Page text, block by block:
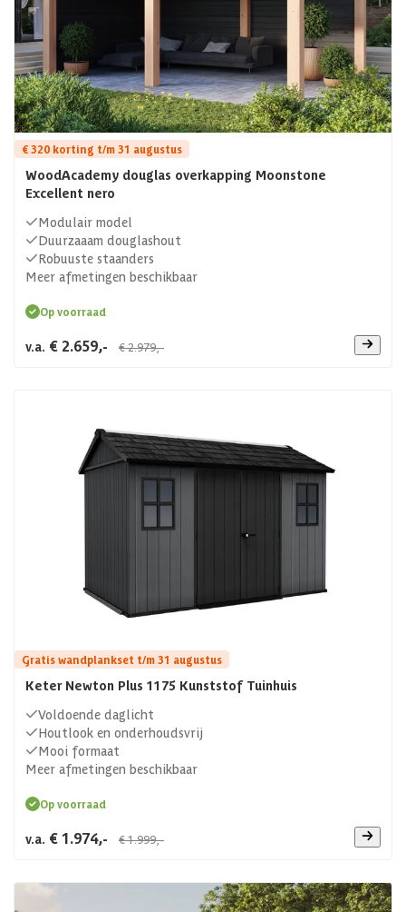
€ 320 korting t/m 31 augustus
WoodAcademy douglas overkapping Moonstone
Excellent nero
Modulair model
Duurzaaam douglashout
Robuuste staanders
Meer afmetingen beschikbaar
Op voorraad
v.a. € 2.659,- € 2.979,-
Gratis wandplankset t/m 31 augustus
Keter Newton Plus 1175 Kunststof Tuinhuis
Voldoende daglicht
Houtlook en onderhoudsvrij
Mooi formaat
Meer afmetingen beschikbaar
Op voorraad
v.a. € 1.974,- € 1.999,-